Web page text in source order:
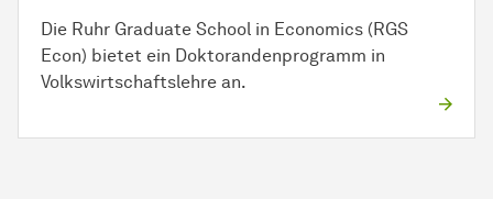
Die Ruhr Graduate School in Economics (RGS
Econ) bietet ein Doktorandenprogramm in
Volkswirtschaftslehre an.